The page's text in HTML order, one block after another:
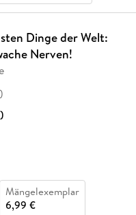
Dinge der Welt:
Nerven!
Mängelexemplar
6,99 €